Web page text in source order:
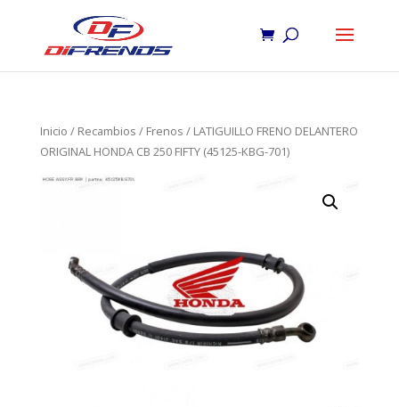
Inicio / Recambios / Frenos / LATIGUILLO FRENO DELANTERO
ORIGINAL HONDA CB 250 FIFTY (45125-KBG-701)